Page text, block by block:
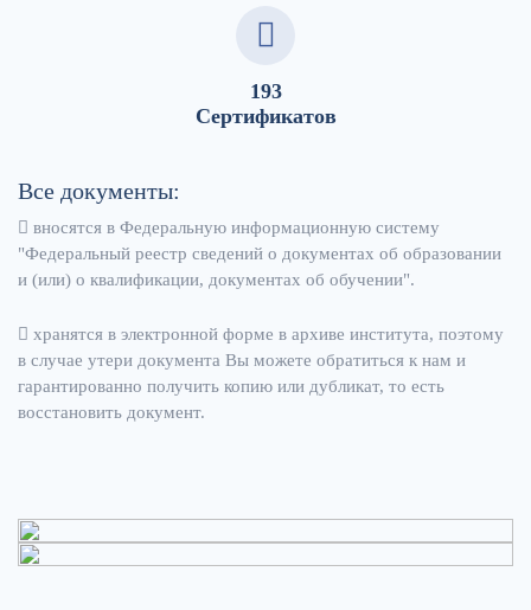
193
Сертификатов
Все документы:
вносятся в Федеральную информационную систему
"Федеральный реестр сведений о документах об образовании
и (или) о квалификации, документах об обучении".
хранятся в электронной форме в архиве института, поэтому
в случае утери документа Вы можете обратиться к нам и
гарантированно получить копию или дубликат, то есть
восстановить документ.